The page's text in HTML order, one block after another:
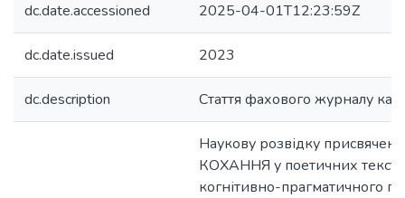
dc.date.accessioned 2025-04-01T12:23:59Z
dc.date.issued 2023
dc.description Стаття фахового журналу
Наукову розвідку
КОХАННЯ у поетичних текстах
когнітивно-прагматичного